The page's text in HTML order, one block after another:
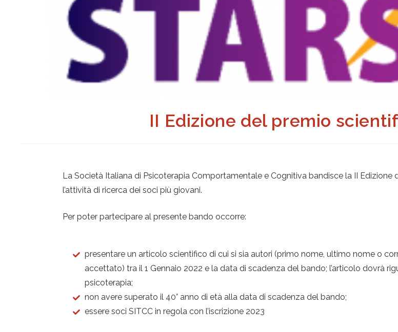
II Edizione del premio
La Società Italiana di Psicoterapia Comportamentale e Cognitiva bandisce la II Edizione
l’attività di ricerca dei soci più giovani.
Per poter partecipare al presente bando occorre:
presentare un articolo scientifico di cui si sia autori (primo nome, ultimo nome o
accettato) tra il 1 Gennaio 2022 e la data di scadenza del bando; l’articolo dovrà
psicoterapia;
non avere superato il 40° anno di età alla data di scadenza del bando;
essere soci SITCC in regola con l’iscrizione 2023